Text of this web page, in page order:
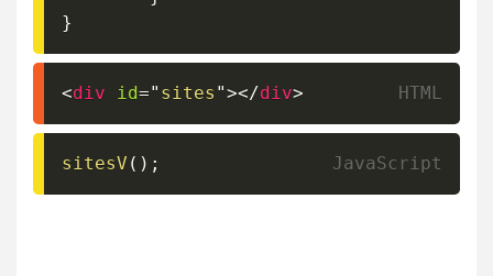
}
<div id=" sites "></div>
sitesV ( ) ;